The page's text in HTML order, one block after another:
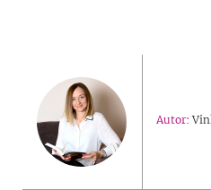
Autor: